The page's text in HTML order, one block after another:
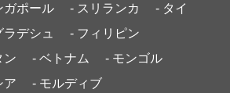
ガポール - スリランカ
- タイ
デシュ
- フィリピン
ン - ベトナム
- モンゴル
ア - モルディブ